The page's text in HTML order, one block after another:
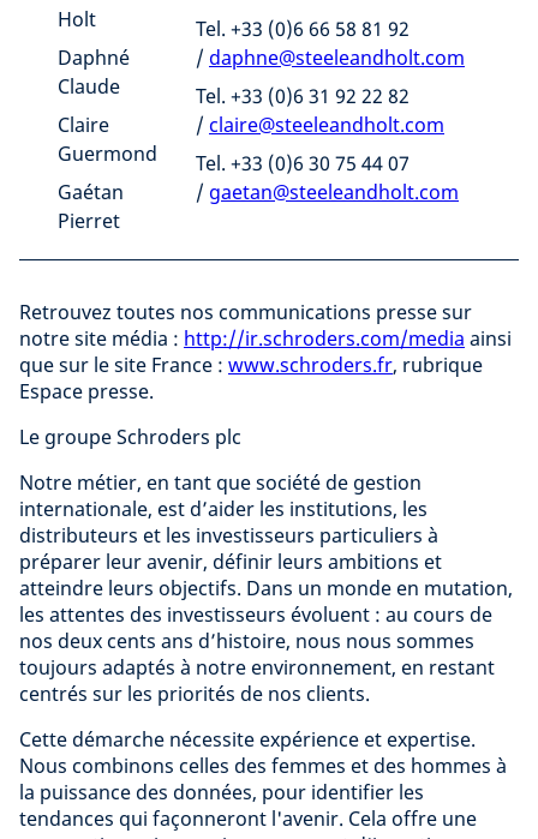
Holt
Daphné
Claude
Claire
Guermond
Gaétan
Pierret
Tel. +33 (0)6 66 58 81 92
/ daphne@steeleandholt.com
Tel. +33 (0)6 31 92 22 82
/ claire@steeleandholt.com
Tel. +33 (0)6 30 75 44 07
/ gaetan@steeleandholt.com
Retrouvez toutes nos communications presse sur
notre site média : http://ir.schroders.com/media ainsi
que sur le site France : www.schroders.fr, rubrique
Espace presse.
Le groupe Schroders plc
Notre métier, en tant que société de gestion
internationale, est d’aider les institutions, les
distributeurs et les investisseurs particuliers à
préparer leur avenir, définir leurs ambitions et
atteindre leurs objectifs. Dans un monde en mutation,
les attentes des investisseurs évoluent : au cours de
nos deux cents ans d’histoire, nous nous sommes
toujours adaptés à notre environnement, en restant
centrés sur les priorités de nos clients.
Cette démarche nécessite expérience et expertise.
Nous combinons celles des femmes et des hommes à
la puissance des données, pour identifier les
tendances qui façonneront l'avenir. Cela offre une